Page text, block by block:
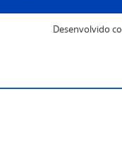
Desenvolvido